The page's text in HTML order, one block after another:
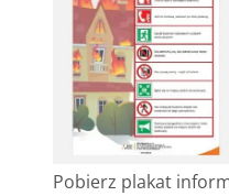
Pobierz plakat